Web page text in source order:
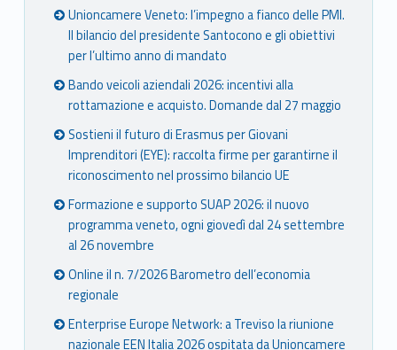
Unioncamere Veneto: l’impegno a fianco delle PMI.
Il bilancio del presidente Santocono e gli obiettivi
per l’ultimo anno di mandato
Bando veicoli aziendali 2026: incentivi alla
rottamazione e acquisto. Domande dal 27 maggio
Sostieni il futuro di Erasmus per Giovani
Imprenditori (EYE): raccolta firme per garantirne il
riconoscimento nel prossimo bilancio UE
Formazione e supporto SUAP 2026: il nuovo
programma veneto, ogni giovedì dal 24 settembre
al 26 novembre
Online il n. 7/2026 Barometro dell’economia
regionale
Enterprise Europe Network: a Treviso la riunione
nazionale EEN Italia 2026 ospitata da Unioncamere